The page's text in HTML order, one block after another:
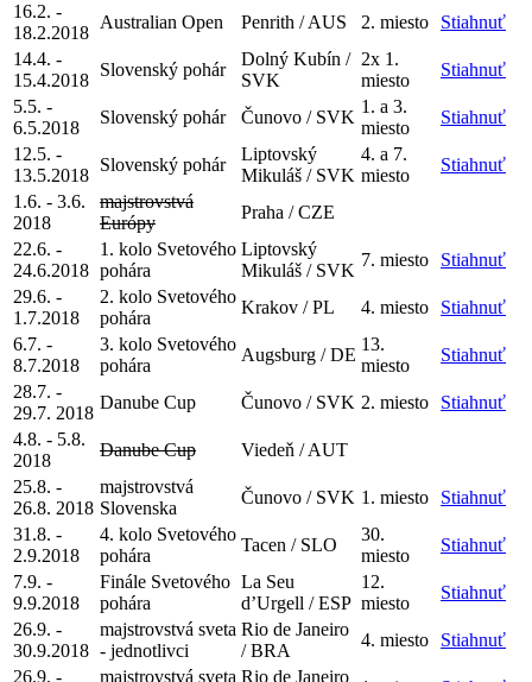
16.2. -
18.2.2018
Australian Open Penrith / AUS 2. miesto
Stiahnuť
14.4. -
15.4.2018
Slovenský pohár
Dolný Kubín /
SVK
2x 1.
miesto
Stiahnuť
5.5. -
6.5.2018
Slovenský pohár Čunovo / SVK
1. a 3.
miesto
Stiahnuť
12.5. -
13.5.2018
Slovenský pohár
Liptovský
Mikuláš / SVK
4. a 7.
miesto
Stiahnuť
1.6. - 3.6.
2018
majstrovstvá
Európy
Praha / CZE
22.6. -
24.6.2018
1. kolo Svetového
pohára
Liptovský
Mikuláš / SVK
7. miesto
Stiahnuť
29.6. -
1.7.2018
2. kolo Svetového
pohára
Krakov / PL 4. miesto
Stiahnuť
6.7. -
8.7.2018
3. kolo Svetového
pohára
Augsburg / DE
13.
miesto
Stiahnuť
28.7. -
29.7. 2018
Danube Cup Čunovo / SVK 2. miesto
Stiahnuť
4.8. - 5.8.
2018
Danube Cup
Viedeň / AUT
25.8. -
26.8. 2018
majstrovstvá
Slovenska
Čunovo / SVK 1. miesto
Stiahnuť
31.8. -
2.9.2018
4. kolo Svetového
pohára
Tacen / SLO
30.
miesto
Stiahnuť
7.9. -
9.9.2018
Finále Svetového
pohára
La Seu
d’Urgell / ESP
12.
miesto
Stiahnuť
26.9. -
30.9.2018
majstrovstvá sveta
- jednotlivci
Rio de Janeiro
/ BRA
4. miesto
Stiahnuť
26.9. -
majstrovstvá sveta Rio de Janeiro